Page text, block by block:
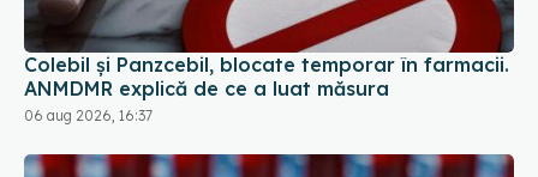
Colebil și Panzcebil, blocate temporar în farmacii.
ANMDMR explică de ce a luat măsura
06 aug 2026, 16:37